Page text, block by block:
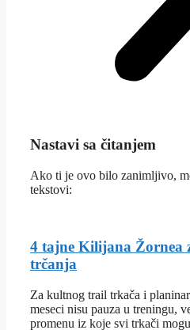
Nastavi sa čitanjem
Ako ti je ovo bilo zanimljivo,
tekstovi:
4 tajne Kilijana Žornea
trčanja
Za kultnog trail trkača i
meseci nisu pauza u treningu,
promenu iz koje svi trkači